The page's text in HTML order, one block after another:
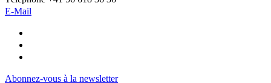
E-Mail
Abonnez-vous à la newsletter